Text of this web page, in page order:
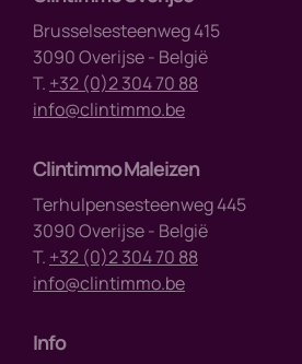
Brusselsesteenweg 415
3090 Overijse - België
T. +32 (0)2 304 70 88
info@clintimmo.be
Info
Clintimmo Maleizen
Terhulpensesteenweg 445
3090 Overijse - België
T. +32 (0)2 304 70 88
info@clintimmo.be